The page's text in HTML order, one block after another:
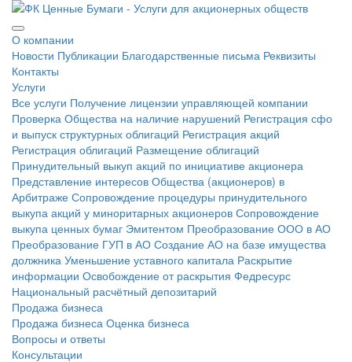
О компании
Новости Публикации Благодарственные письма Реквизиты
Контакты
Услуги
Все услуги Получение лицензии управляющей компании
Проверка Общества на наличие нарушений Регистрация сфо
и выпуск структурных облигаций Регистрация акций
Регистрация облигаций Размещение облигаций
Принудительный выкуп акций по инициативе акционера
Представление интересов Общества (акционеров) в
Арбитраже Сопровождение процедуры принудительного
выкупа акций у миноритарных акционеров Сопровождение
выкупа ценных бумаг Эмитентом Преобразование ООО в АО
Преобразование ГУП в АО Создание АО на базе имущества
должника Уменьшение уставного капитала Раскрытие
информации Освобождение от раскрытия Федресурс
Национальный расчётный депозитарий
Продажа бизнеса
Продажа бизнеса Оценка бизнеса
Вопросы и ответы
Консультации